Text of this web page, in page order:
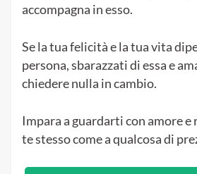
accompagna in esso.
Se la tua felicità e la tua vita
persona, sbarazzati di essa e
chiedere nulla in cambio.
Impara a guardarti con amore e
te stesso come a qualcosa di